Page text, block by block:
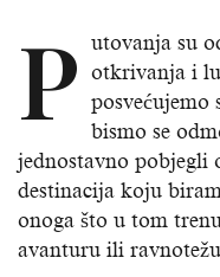
P utovanja su
otkrivanja i
bismo se
jednostavno pobjegli
destinacija koju
onoga što u tom
avanturu ili